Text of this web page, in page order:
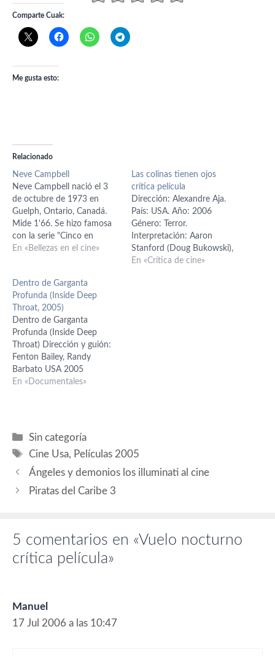
Comparte Cuak:
Me gusta esto:
Relacionado
Neve Campbell
Neve Campbell nació el 3
de octubre de 1973 en
Guelph, Ontario, Canadá.
Mide 1'66. Se hizo famosa
con la serie "Cinco en
familia" (1994). En 1994
grande con la comedia
“Paint Cans” (1994), dirigida
por Paul Donovan. Debuta
en Hollywood con
“Jóvenes…
En «Bellezas en el cine»
Las colinas tienen ojos
crítica película
Dirección: Alexandre Aja.
País: USA. Año: 2006
Género: Terror.
Interpretación: Aaron
Stanford (Doug Bukowski),
Kathleen Quinlan (Ethel
En «Crítica de cine»
Dentro de Garganta
Profunda (Inside Deep
Throat, 2005)
Dentro de Garganta
Profunda (Inside Deep
Throat) Dirección y guión:
Fenton Bailey, Randy
Barbato USA 2005
Garganta Profunda (Deep
Lovelace (Linda Lovelace),
Harry Reems (Dr. Young),
Dolly Sharp (Helen), Bill
Harrison (Mr. Maltz),
William Love (Wilber…
En «Documentales»
Categorías
Sin categoría
Etiquetas
Cine Usa, Películas 2005
Ángeles y demonios los illuminati al cine
Piratas del Caribe 3
5 comentarios en «Vuelo nocturno
crítica película»
Manuel
17 Jul 2006 a las 10:47